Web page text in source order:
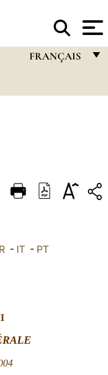
FRANÇAIS
DEUTSCH
العربيّة - IT- PT